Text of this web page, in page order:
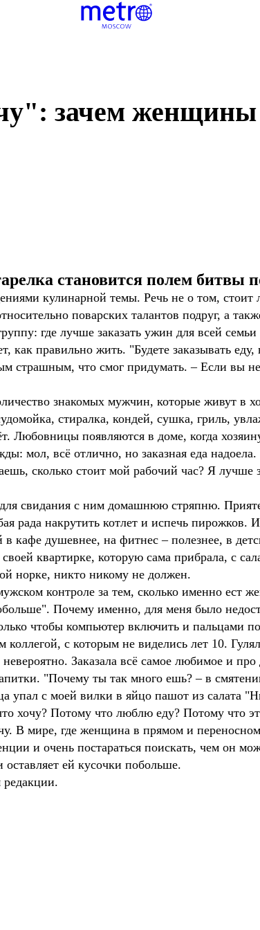
зачем
становится полем битвы
кулинарной темы. Речь не о том, стоит
поварских талантов подруг, а
где лучше заказать ужин для всей семьи
как правильно жить. "Будете заказывать
страшным, что смог придумать. – Если вы не
знакомых мужчин, которые живут в
стиралка, кондей, сушка, гриль,
Любовницы появляются в доме, когда
мол, всё отлично, но заказная еда
сколько стоит мой рабочий час? Я лучше
свидания с ним домашнюю стряпню.
рада накрутить котлет и испечь пирожков.
в кафе душевнее, на фитнес – полезнее, в
квартирке, которую сама прибрала, с
норке, никто никому не должен.
контроле за тем, сколько именно ест
Почему именно, для меня было
чтобы компьютер включить и пальцами
коллегой, с которым не виделись лет 10.
Заказала всё самое любимое и про
"Почему ты так много ешь? – в
упал с моей вилки в яйцо пашот из салата
хочу? Потому что люблю еду? Потому что
В мире, где женщина в прямом и
и очень постараться поискать, чем он
ей кусочки побольше.